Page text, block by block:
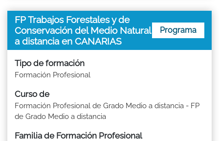
FP Trabajos Forestales y de
Conservación del Medio Natural
a distancia en CANARIAS
Programa
Tipo de formación
Formación Profesional
Curso de
Formación Profesional de Grado Medio a distancia - FP
de Grado Medio a distancia
Familia de Formación Profesional